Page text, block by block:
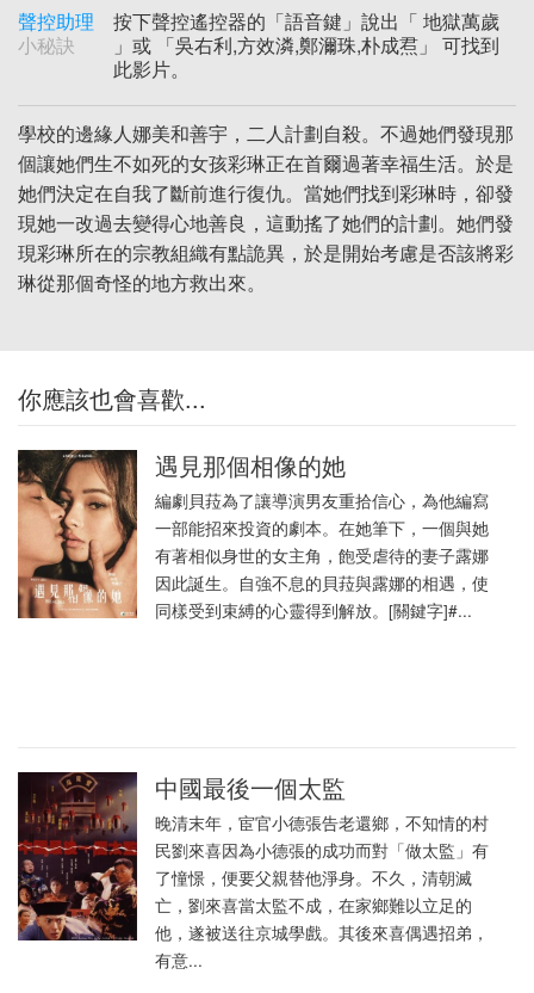
聲控助理
小秘訣
按下聲控遙控器的「語音鍵」說出「 地獄萬歲
」或 「吳右利,方效潾,鄭濔珠,朴成焄」 可找到
此影片。
學校的邊緣人娜美和善宇，二人計劃自殺。不過她們發現那
個讓她們生不如死的女孩彩琳正在首爾過著幸福生活。於是
她們決定在自我了斷前進行復仇。當她們找到彩琳時，卻發
現她一改過去變得心地善良，這動搖了她們的計劃。她們發
現彩琳所在的宗教組織有點詭異，於是開始考慮是否該將彩
琳從那個奇怪的地方救出來。
你應該也會喜歡...
遇見那個相像的她
編劇貝菈為了讓導演男友重拾信心，為他編寫
一部能招來投資的劇本。在她筆下，一個與她
有著相似身世的女主角，飽受虐待的妻子露娜
因此誕生。自強不息的貝菈與露娜的相遇，使
同樣受到束縛的心靈得到解放。[關鍵字]#...
中國最後一個太監
晚清末年，宦官小德張告老還鄉，不知情的村
民劉來喜因為小德張的成功而對「做太監」有
了憧憬，便要父親替他淨身。不久，清朝滅
亡，劉來喜當太監不成，在家鄉難以立足的
他，遂被送往京城學戲。其後來喜偶遇招弟，
有意...